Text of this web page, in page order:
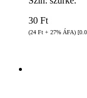
30 Ft
(24 Ft + 27% ÁFA)